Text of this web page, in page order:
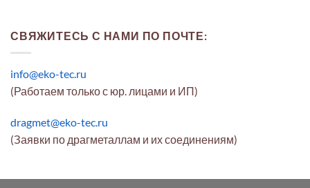
СВЯЖИТЕСЬ С НАМИ ПО ПОЧТЕ:
info@eko-tec.ru
(Работаем только с юр. лицами и ИП)
dragmet@eko-tec.ru
(Заявки по драгметаллам и их соединениям)